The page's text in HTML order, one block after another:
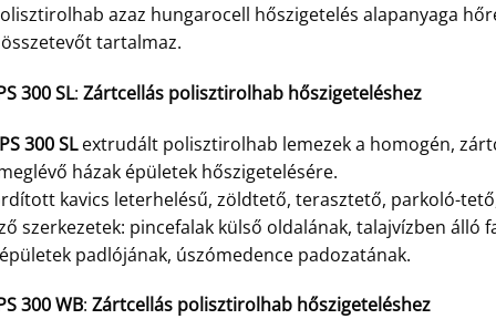
azaz hungarocell hőszigetelés alapanyaga
tartalmaz.
300 SL: Zártcellás polisztirolhab hőszigeteléshez
300 SLextrudált polisztirolhab lemezek a homogén,
házak épületek hőszigetelésére.
kavics leterhelésű, zöldtető, terasztető, parkoló-
szerkezetek: pincefalak külső oldalának, talajvízben álló
padlójának, úszómedence padozatának.
300 WB: Zártcellás polisztirolhab hőszigeteléshez